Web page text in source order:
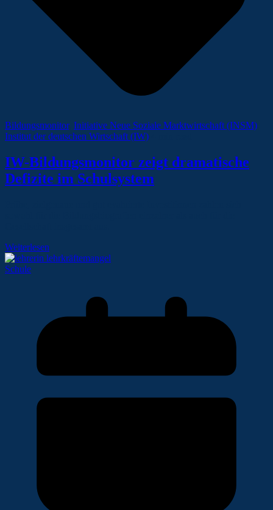
Bildungsmonitor, Initiative Neue Soziale Marktwirtschaft (INSM)
Institut der deutschen Wirtschaft (IW)
IW-Bildungsmonitor zeigt dramatische
Defizite im Schulsystem
Weiterlesen
Schule